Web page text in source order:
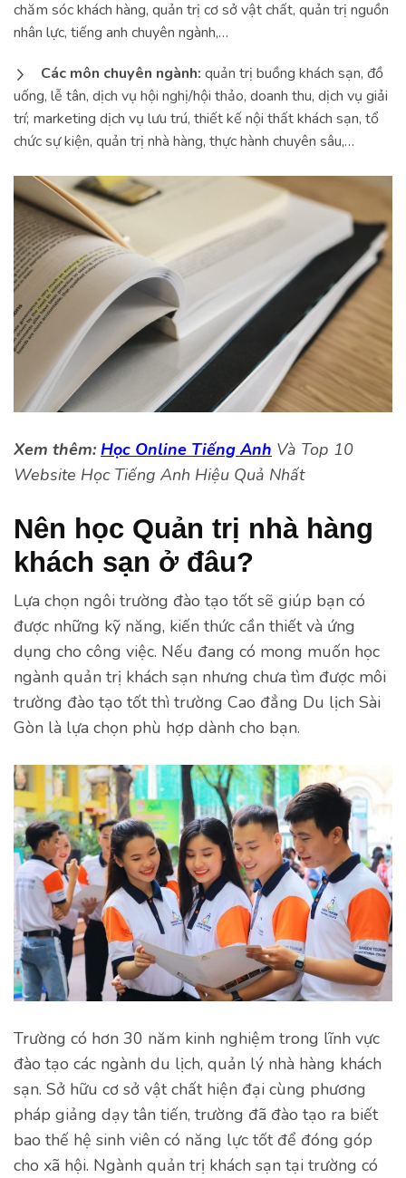
chăm sóc khách hàng, quản trị cơ sở vật chất, quản trị nguồn
nhân lực, tiếng anh chuyên ngành,…
Các môn chuyên ngành: quản trị buồng khách sạn, đồ
uống, lễ tân, dịch vụ hội nghị/hội thảo, doanh thu, dịch vụ giải
trí; marketing dịch vụ lưu trú, thiết kế nội thất khách sạn, tổ
chức sự kiện, quản trị nhà hàng, thực hành chuyên sâu,…
Xem thêm: Học Online Tiếng Anh Và Top 10
Website Học Tiếng Anh Hiệu Quả Nhất
Nên học Quản trị nhà hàng
khách sạn ở đâu?
Lựa chọn ngôi trường đào tạo tốt sẽ giúp bạn có
được những kỹ năng, kiến thức cần thiết và ứng
dụng cho công việc. Nếu đang có mong muốn học
ngành quản trị khách sạn nhưng chưa tìm được môi
trường đào tạo tốt thì trường Cao đẳng Du lịch Sài
Gòn là lựa chọn phù hợp dành cho bạn.
Trường có hơn 30 năm kinh nghiệm trong lĩnh vực
đào tạo các ngành du lịch, quản lý nhà hàng khách
sạn. Sở hữu cơ sở vật chất hiện đại cùng phương
pháp giảng dạy tân tiến, trường đã đào tạo ra biết
bao thế hệ sinh viên có năng lực tốt để đóng góp
cho xã hội. Ngành quản trị khách sạn tại trường có